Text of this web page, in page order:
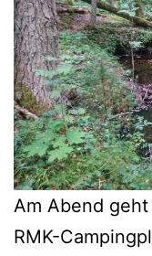
Am Abend
RMK-